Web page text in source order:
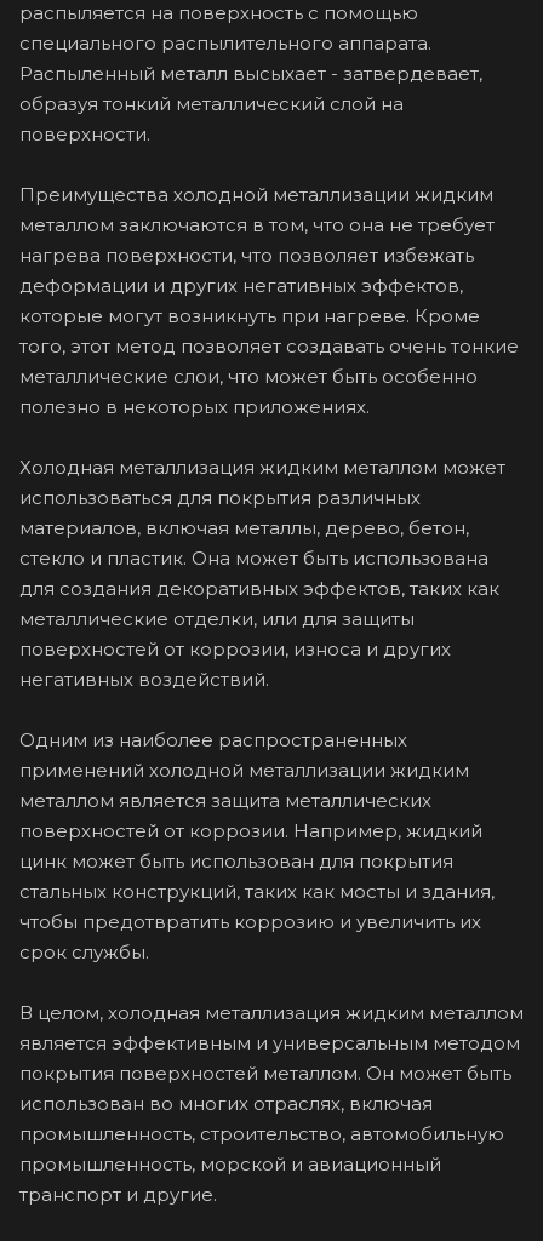
распыляется на поверхность с помощью
специального распылительного аппарата.
Распыленный металл высыхает - затвердевает,
образуя тонкий металлический слой на
поверхности.
Преимущества холодной металлизации жидким
металлом заключаются в том, что она не требует
нагрева поверхности, что позволяет избежать
деформации и других негативных эффектов,
которые могут возникнуть при нагреве. Кроме
того, этот метод позволяет создавать очень тонкие
металлические слои, что может быть особенно
полезно в некоторых приложениях.
Холодная металлизация жидким металлом может
использоваться для покрытия различных
материалов, включая металлы, дерево, бетон,
стекло и пластик. Она может быть использована
для создания декоративных эффектов, таких как
металлические отделки, или для защиты
поверхностей от коррозии, износа и других
негативных воздействий.
Одним из наиболее распространенных
применений холодной металлизации жидким
металлом является защита металлических
поверхностей от коррозии. Например, жидкий
цинк может быть использован для покрытия
стальных конструкций, таких как мосты и здания,
чтобы предотвратить коррозию и увеличить их
срок службы.
В целом, холодная металлизация жидким металлом
является эффективным и универсальным методом
покрытия поверхностей металлом. Он может быть
использован во многих отраслях, включая
промышленность, строительство, автомобильную
промышленность, морской и авиационный
транспорт и другие.